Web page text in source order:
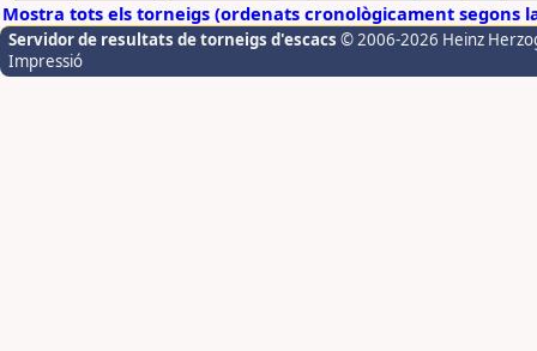
Mostra tots els torneigs (ordenats cronològicament segons
Servidor de resultats de torneigs d'escacs © 2006-2026 Heinz
Impressió